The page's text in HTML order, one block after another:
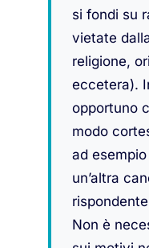
si fondi su
vietate
religione,
eccetera).
opportuno
modo
ad
un’altra
Non è